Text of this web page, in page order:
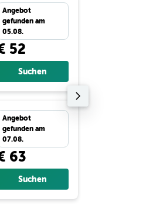
Angebot
gefunden am
05.08.
52
Suchen
Angebot
gefunden am
07.08.
63
Suchen